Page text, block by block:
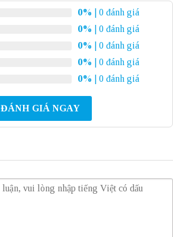
0%
| 0 đánh giá
0%
| 0 đánh giá
0%
| 0 đánh giá
0%
| 0 đánh giá
0% | 0 đánh giá
ĐÁNH GIÁ NGAY